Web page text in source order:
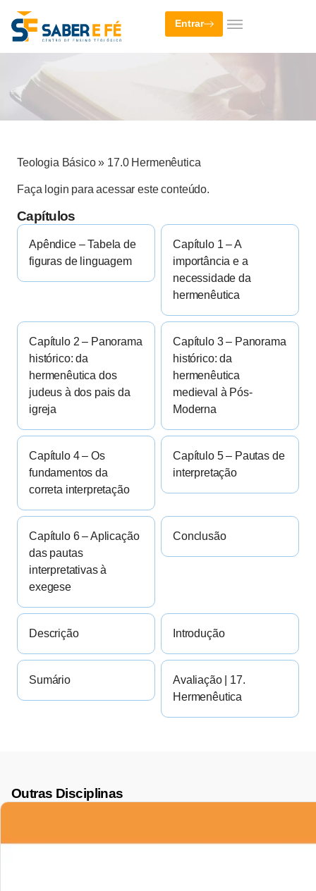
Entrar
Teologia Básico » 17.0 Hermenêutica
Faça login para acessar este conteúdo.
Capítulos
Apêndice – Tabela de
figuras de linguagem
Capítulo 1 – A
importância e a
necessidade da
hermenêutica
Capítulo 2 – Panorama
histórico: da
hermenêutica dos
judeus à dos pais da
igreja
Capítulo 3 – Panorama
histórico: da
hermenêutica
medieval à Pós-
Moderna
Capítulo 4 – Os
fundamentos da
correta interpretação
Capítulo 5 – Pautas de
interpretação
Capítulo 6 – Aplicação
das pautas
interpretativas à
exegese
Conclusão
Descrição Introdução
Sumário
Avaliação | 17.
Hermenêutica
Outras Disciplinas